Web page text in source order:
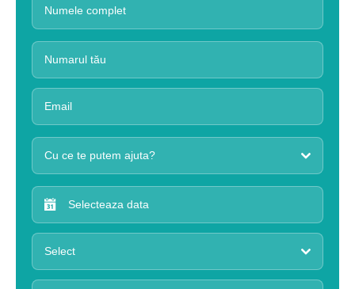
Cu ce te putem ajuta?
Select